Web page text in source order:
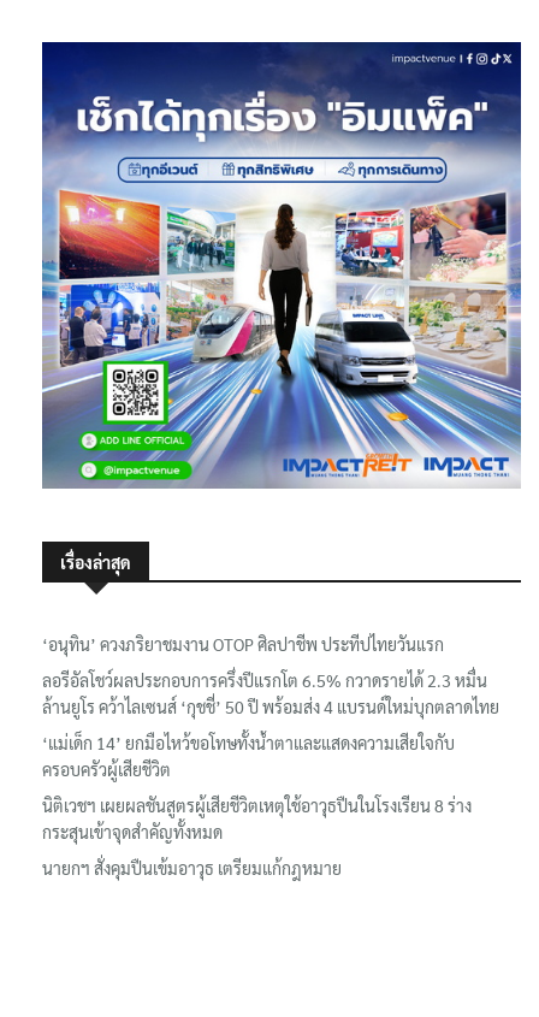
เรื่องล่าสุด
‘อนุทิน’ ควงภริยาชมงาน OTOP ศิลปาชีพ ประทีปไทยวันแรก
ลอรีอัลโชว์ผลประกอบการครึ่งปีแรกโต 6.5% กวาดรายได้ 2.3 หมื่น
ล้านยูโร คว้าไลเซนส์ ‘กุชชี่’ 50 ปี พร้อมส่ง 4 แบรนด์ใหม่บุกตลาดไทย
‘แม่เด็ก 14’ ยกมือไหว้ขอโทษทั้งน้ำตาและแสดงความเสียใจกับ
ครอบครัวผู้เสียชีวิต
นิติเวชฯ เผยผลชันสูตรผู้เสียชีวิตเหตุใช้อาวุธปืนในโรงเรียน 8 ร่าง
กระสุนเข้าจุดสำคัญทั้งหมด
นายกฯ สั่งคุมปืนเข้มอาวุธ เตรียมแก้กฎหมาย